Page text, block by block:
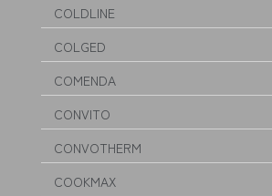
COLDLINE
COLGED
COMENDA
CONVITO
CONVOTHERM
COOKMAX